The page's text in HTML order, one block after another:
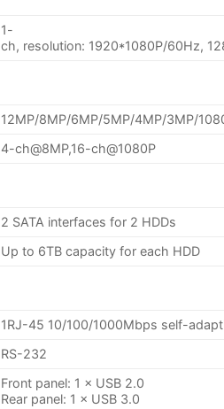
1-
ch, resolution: 1920*1080P/60Hz,
12MP/8MP/6MP/5MP/4MP/3MP/
4-ch@8MP,16-ch@1080P
2 SATA interfaces for 2 HDDs
Up to 6TB capacity for each HDD
1RJ-45 10/100/1000Mbps self-
RS-232
Front panel: 1 × USB 2.0
Rear panel: 1 × USB 3.0